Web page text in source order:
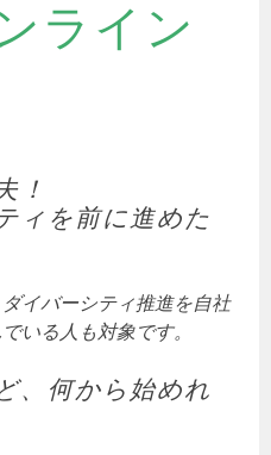
ライン
！
ィを前に進めた
イバーシティ推進を自社
いる人も対象です。
、何から始めれ